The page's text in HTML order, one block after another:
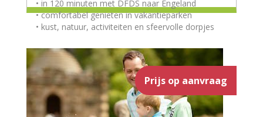
• in 120 minuten met DFDS naar Engeland
• comfortabel genieten in vakantieparken
• kust, natuur, activiteiten en sfeervolle dorpjes
Prijs op aanvraag